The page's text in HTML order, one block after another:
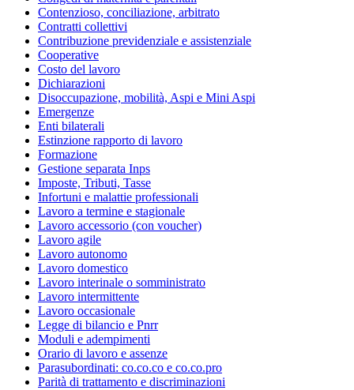
Contenzioso, conciliazione, arbitrato
Contratti collettivi
Contribuzione previdenziale e assistenziale
Cooperative
Costo del lavoro
Dichiarazioni
Disoccupazione, mobilità, Aspi e Mini Aspi
Emergenze
Enti bilaterali
Estinzione rapporto di lavoro
Formazione
Gestione separata Inps
Imposte, Tributi, Tasse
Infortuni e malattie professionali
Lavoro a termine e stagionale
Lavoro accessorio (con voucher)
Lavoro agile
Lavoro autonomo
Lavoro domestico
Lavoro interinale o somministrato
Lavoro intermittente
Lavoro occasionale
Legge di bilancio e Pnrr
Moduli e adempimenti
Orario di lavoro e assenze
Parasubordinati: co.co.co e co.co.pro
Parità di trattamento e discriminazioni